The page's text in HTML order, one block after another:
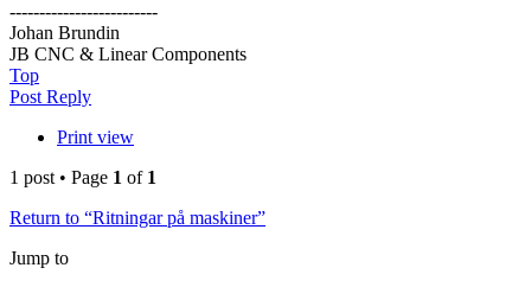
-------------------------
Johan Brundin
JB CNC & Linear Components
Top
Post Reply
Print view
1 post • Page 1 of 1
Return to “Ritningar på maskiner”
Jump to